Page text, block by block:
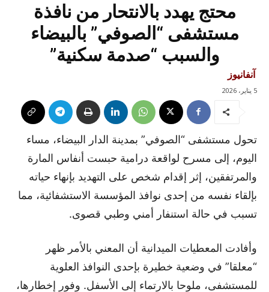
محتج يهدد بالانتحار من نافذة
مستشفى “الصوفي” بالبيضاء
والسبب “صدمة سكنية”
آنفانيوز
5 يناير، 2026
تحول مستشفى “الصوفي” بمدينة الدار البيضاء، مساء
اليوم، إلى مسرح لواقعة درامية حبست أنفاس المارة
والمرتفقين، إثر إقدام شخص على التهديد بإنهاء حياته
بإلقاء نفسه من إحدى نوافذ المؤسسة الاستشفائية، مما
تسبب في حالة استنفار أمني وطبي قصوى.
وأفادت المعطيات الميدانية أن المعني بالأمر ظهر
“معلقا” في وضعية خطيرة بإحدى النوافذ العلوية
للمستشفى، ملوحا بالارتماء إلى الأسفل. وفور إخطارها،